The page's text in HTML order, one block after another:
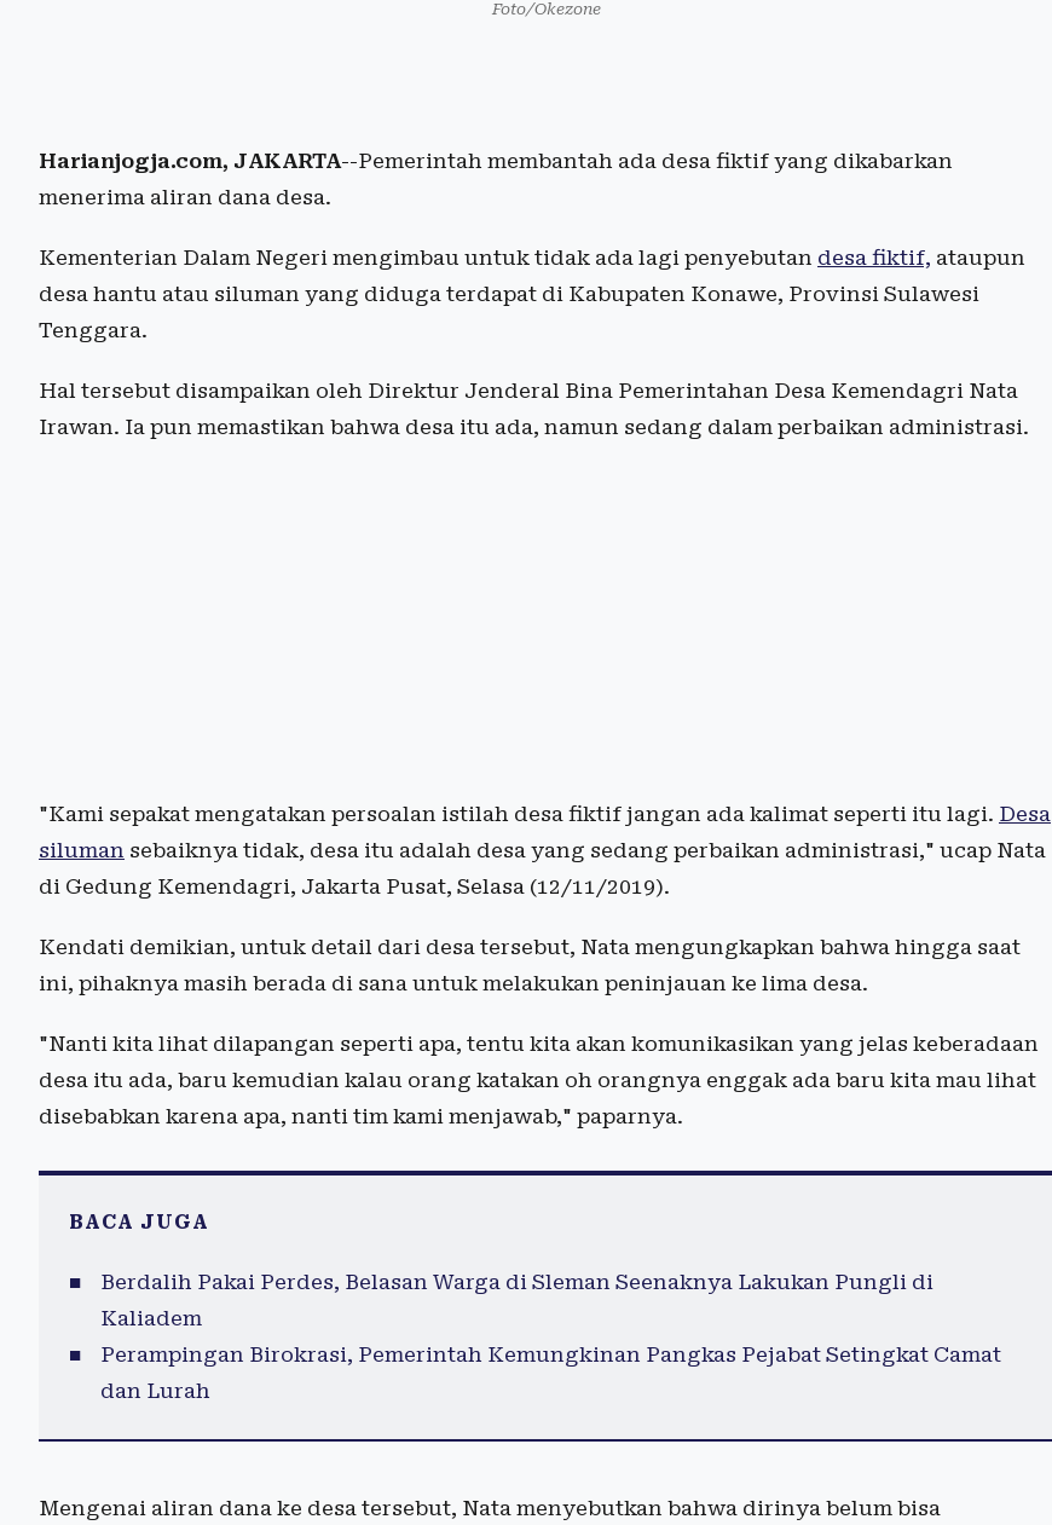
Foto/Okezone
Harianjogja.com, JAKARTA--Pemerintah membantah ada desa fiktif yang dikabarkan
menerima aliran dana desa.
Kementerian Dalam Negeri mengimbau untuk tidak ada lagi penyebutan desa fiktif, ataupun
desa hantu atau siluman yang diduga terdapat di Kabupaten Konawe, Provinsi Sulawesi
Tenggara.
Hal tersebut disampaikan oleh Direktur Jenderal Bina Pemerintahan Desa Kemendagri Nata
Irawan. Ia pun memastikan bahwa desa itu ada, namun sedang dalam perbaikan administrasi.
"Kami sepakat mengatakan persoalan istilah desa fiktif jangan ada kalimat seperti itu lagi. Desa
siluman sebaiknya tidak, desa itu adalah desa yang sedang perbaikan administrasi," ucap Nata
di Gedung Kemendagri, Jakarta Pusat, Selasa (12/11/2019).
Kendati demikian, untuk detail dari desa tersebut, Nata mengungkapkan bahwa hingga saat
ini, pihaknya masih berada di sana untuk melakukan peninjauan ke lima desa.
"Nanti kita lihat dilapangan seperti apa, tentu kita akan komunikasikan yang jelas keberadaan
desa itu ada, baru kemudian kalau orang katakan oh orangnya enggak ada baru kita mau lihat
disebabkan karena apa, nanti tim kami menjawab," paparnya.
BACA JUGA
Berdalih Pakai Perdes, Belasan Warga di Sleman Seenaknya Lakukan Pungli di
Kaliadem
Perampingan Birokrasi, Pemerintah Kemungkinan Pangkas Pejabat Setingkat Camat
dan Lurah
Mengenai aliran dana ke desa tersebut, Nata menyebutkan bahwa dirinya belum bisa